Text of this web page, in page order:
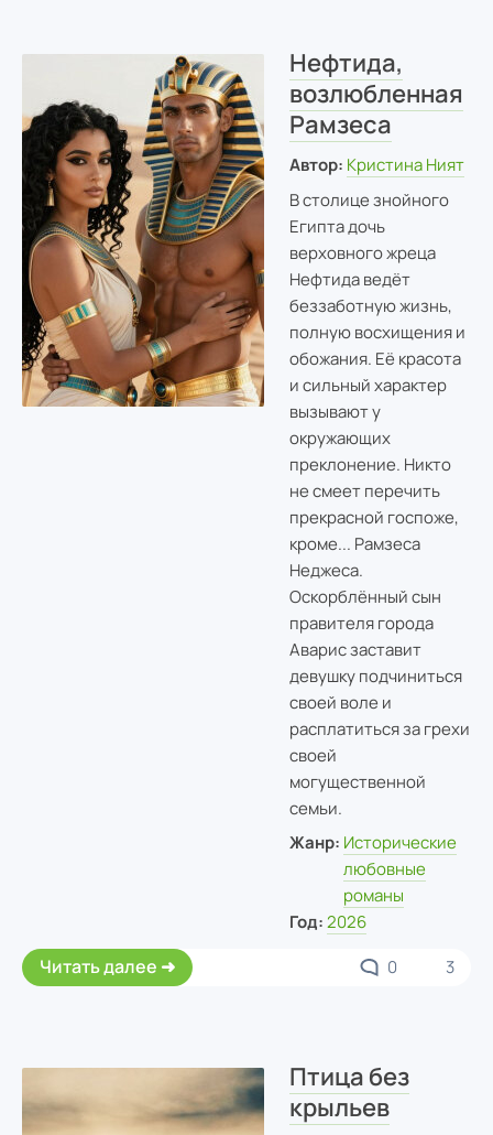
Нефтида,
возлюбленная
Рамзеса
Автор: Кристина Ният
В столице знойного
Египта дочь
верховного жреца
Нефтида ведёт
беззаботную жизнь,
полную восхищения и
обожания. Её красота
и сильный характер
вызывают у
окружающих
преклонение. Никто
не смеет перечить
прекрасной госпоже,
кроме... Рамзеса
Неджеса.
Оскорблённый сын
правителя города
Аварис заставит
девушку подчиниться
своей воле и
расплатиться за грехи
своей
могущественной
семьи.
Жанр: Исторические
любовные
романы
Год: 2026
Читать далее 0 3
Птица без
крыльев